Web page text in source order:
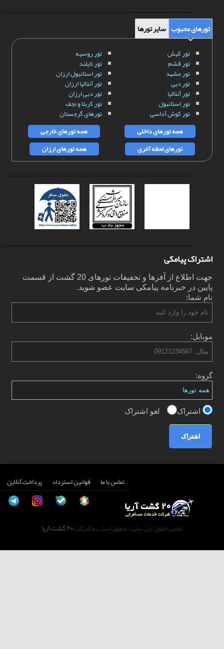
تورهای محبوب سایر تورها
تور کیش
تور قشم
تور مشهد
تور دبی
تور آنتالیا
تور استانبول
تور کوش آداسی
تور روسیه
تور تایلند
تور استانبول ارزان
تور آنتالیا ارزان
تور دبی ارزان
تور کربلا و نجف
تورهای گرجستان
همه تورهای داخلی
همه تورهای خارجی
تورهای لحظه آخری
همه تورهای ارزان
اشتراک پیامکی
جهت اطلاع از آفرها و تخفیفات تورهای 20 گشت از قسمت
پایین در خبرنامه پیامکی سایت عضو شوید.
نام شما:
موبایل:
گروه:
اشتراک لغو اشتراک
اشتراک
تماس با ما قوانین استرداد پرداخت آنلاین
تمامی حقوق این سایت متعلق است به شرکت20 گشت آریا